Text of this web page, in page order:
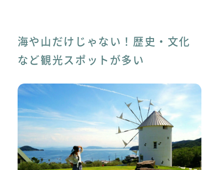
海や山だけじゃない！歴史・文化
など観光スポットが多い